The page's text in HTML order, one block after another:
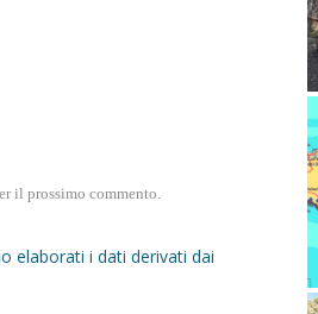
il prossimo commento.
elaborati i dati derivati dai